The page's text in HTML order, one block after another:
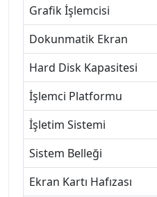
Grafik İşlemcisi
Dokunmatik Ekran
Hard Disk Kapasitesi
İşlemci Platformu
İşletim Sistemi
Sistem Belleği
Ekran Kartı Hafızası